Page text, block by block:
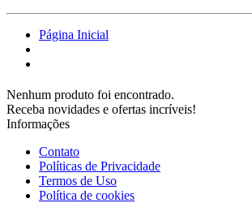
Página Inicial
Nenhum produto foi encontrado.
Receba novidades e ofertas incríveis!
Informações
Contato
Políticas de Privacidade
Termos de Uso
Política de cookies